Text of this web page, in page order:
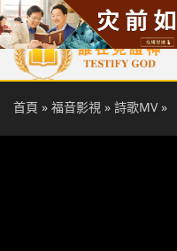
首頁 每日靈糧 天國
首頁 » 福音影視 » 詩歌MV»